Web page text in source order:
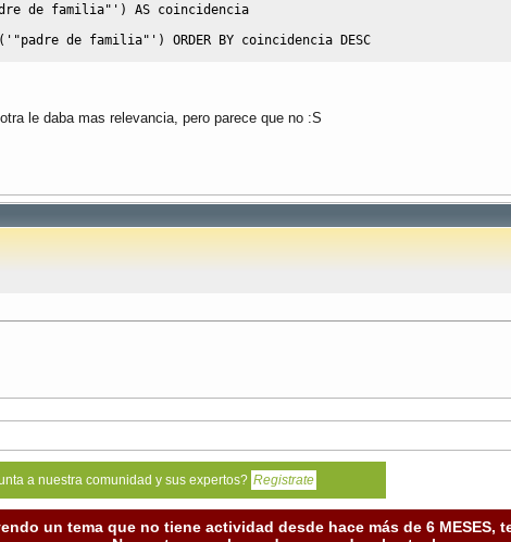
de familia"' ) AS coincidencia
( '"padre de familia"' ) ORDER BY coincidencia DESC
le daba mas relevancia, pero parece que no :S
a nuestra comunidad y sus expertos? Registrate
un tema que no tiene actividad desde hace más de 6 MESES,